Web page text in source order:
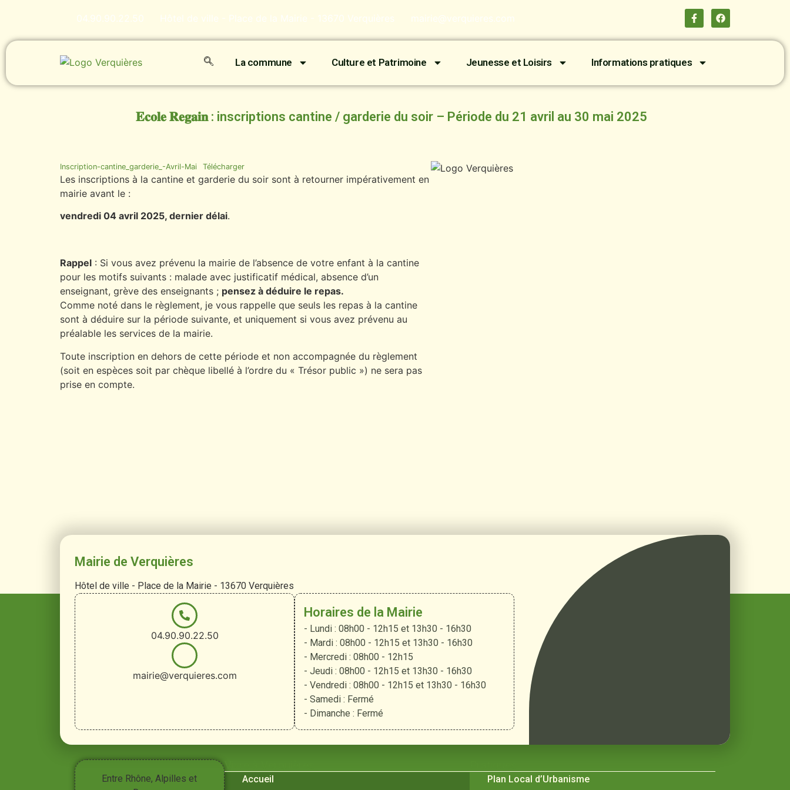
04.90.90.22.50 Hôtel de ville - Place de la Mairie - 13670 Verquières mairie@verquieres.com
La commune Culture et Patrimoine Jeunesse et Loisirs Informations pratiques
𝐄𝐜𝐨𝐥𝐞 𝐑𝐞𝐠𝐚𝐢𝐧 : inscriptions cantine / garderie du soir – Période du 21 avril au 30 mai 2025
Inscription-cantine_garderie_-Avril-Mai Télécharger
Les inscriptions à la cantine et garderie du soir sont à retourner impérativement en
mairie avant le :
vendredi 04 avril 2025, dernier délai.
Rappel : Si vous avez prévenu la mairie de l’absence de votre enfant à la cantine
pour les motifs suivants : malade avec justificatif médical, absence d’un
enseignant, grève des enseignants ; pensez à déduire le repas.
Comme noté dans le règlement, je vous rappelle que seuls les repas à la cantine
sont à déduire sur la période suivante, et uniquement si vous avez prévenu au
préalable les services de la mairie.
Toute inscription en dehors de cette période et non accompagnée du règlement
(soit en espèces soit par chèque libellé à l’ordre du « Trésor public ») ne sera pas
prise en compte.
Mairie de Verquières
Hôtel de ville - Place de la Mairie - 13670 Verquières
04.90.90.22.50
mairie@verquieres.com
Horaires de la Mairie
- Lundi : 08h00 - 12h15 et 13h30 - 16h30
- Mardi : 08h00 - 12h15 et 13h30 - 16h30
- Mercredi : 08h00 - 12h15
- Jeudi : 08h00 - 12h15 et 13h30 - 16h30
- Vendredi : 08h00 - 12h15 et 13h30 - 16h30
- Samedi : Fermé
- Dimanche : Fermé
Entre Rhône, Alpilles et
Vivre à Verquières
Accueil Plan Local d’Urbanisme